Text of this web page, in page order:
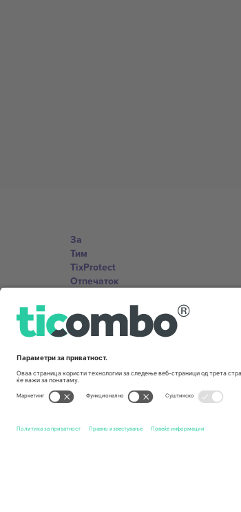
За
Тим
TixProtect
Отпечаток
Придружна програма